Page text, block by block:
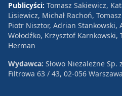
Publicyści: Tomasz Sakiewicz,
Lisiewicz, Michał Rachoń,
Piotr Nisztor, Adrian Stankowski,
Wołodźko, Krzysztof Karnkowski,
Herman
Wydawca: Słowo Niezależne Sp.
Filtrowa 63 / 43, 02-056